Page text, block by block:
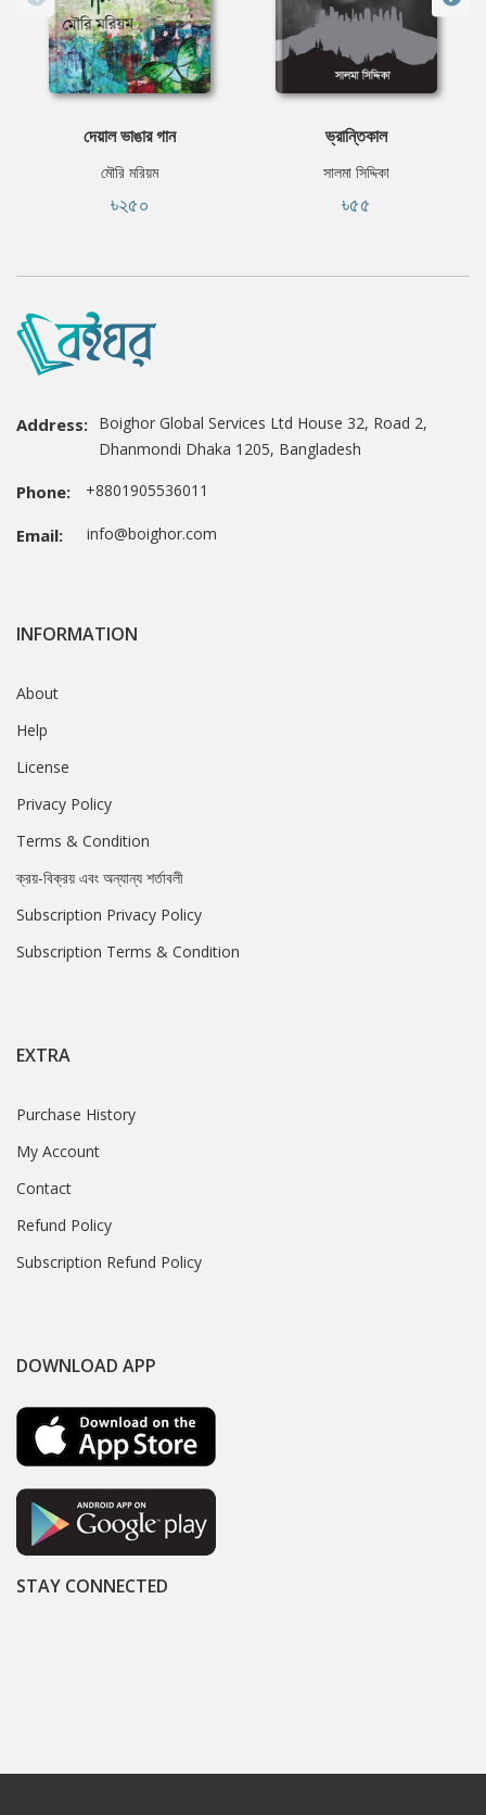
দেয়াল ভাঙার গান
মৌরি মরিয়ম
৳২৫০
ভ্রান্তিকাল
সালমা সিদ্দিকা
৳৫৫
Address: Boighor Global Services Ltd House 32, Road 2,
Dhanmondi Dhaka 1205, Bangladesh
Phone: +8801905536011
Email: info@boighor.com
INFORMATION
About
Help
License
Privacy Policy
Terms & Condition
ক্রয়-বিক্রয় এবং অন্যান্য শর্তাবলী
Subscription Privacy Policy
Subscription Terms & Condition
EXTRA
Purchase History
My Account
Contact
Refund Policy
Subscription Refund Policy
DOWNLOAD APP
STAY CONNECTED